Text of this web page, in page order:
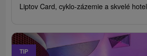
Liptov Card, cyklo-zázemie a skvelé
TIP